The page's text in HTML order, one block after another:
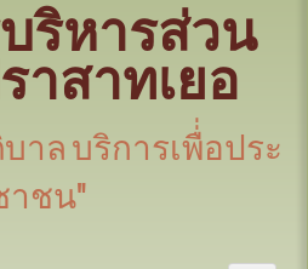
ริหารส่วน
าสาทเยอ
าล บริการเพื่่อประ
าชน"